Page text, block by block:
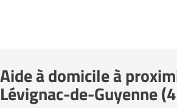
Aide à domicile à
Lévignac-de-Guyenne